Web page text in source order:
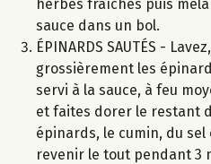
herbes fraîches puis
sauce dans un bol.
ÉPINARDS SAUTÉS -
grossièrement les
servi à la sauce, à feu
et faites dorer le restant
épinards, le cumin, du sel
revenir le tout pendant 3